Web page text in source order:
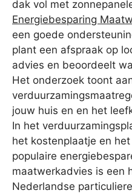
dak vol met
Energiebesparing
een goede
plant een afspraak op
advies en beoordeelt
Het onderzoek toont
jouw huis en en het
In het
het kostenplaatje en
populaire
maatwerkadvies is een
Nederlandse